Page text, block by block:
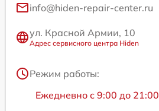
info@hiden-repair-center.ru
ул. Красной Армии, 10
Адрес сервисного центра Hiden
Режим работы:
Ежедневно с 9:00 до 21:00